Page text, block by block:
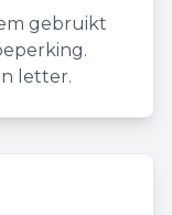
gebruikt
letter.